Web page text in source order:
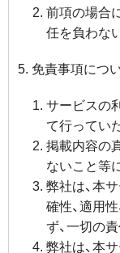
前項の場合
任を負わな
免責事項につ
サービスの
て行ってい
掲載内容の
ないこと等
弊社は、本
確性、適用
ず、一切の
弊社は、本